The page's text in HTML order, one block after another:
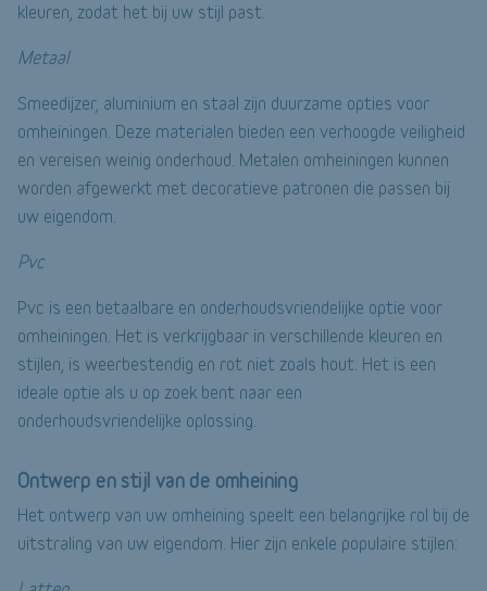
kleuren, zodat het bij uw stijl past.
Metaal
Smeedijzer, aluminium en staal zijn duurzame opties voor
omheiningen. Deze materialen bieden een verhoogde veiligheid
en vereisen weinig onderhoud. Metalen omheiningen kunnen
worden afgewerkt met decoratieve patronen die passen bij
uw eigendom.
Pvc
Pvc is een betaalbare en onderhoudsvriendelijke optie voor
omheiningen. Het is verkrijgbaar in verschillende kleuren en
stijlen, is weerbestendig en rot niet zoals hout. Het is een
ideale optie als u op zoek bent naar een
onderhoudsvriendelijke oplossing.
Ontwerp en stijl van de omheining
Het ontwerp van uw omheining speelt een belangrijke rol bij de
uitstraling van uw eigendom. Hier zijn enkele populaire stijlen: